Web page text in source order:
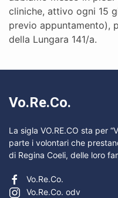
cliniche, attivo ogni 15
previo appuntamento),
della Lungara 141/a.
Vo.Re.Co.
La sigla VO.RE.CO sta per
parte i volontari che
di Regina Coeli, delle loro
Vo.Re.Co.
Vo.Re.Co. odv